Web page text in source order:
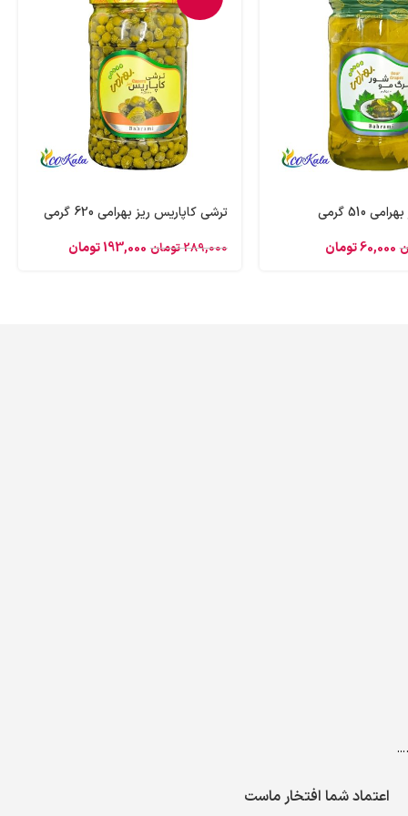
510 گرمی
60,000تومان
ترشی کاپاریس ریز بهرامی 620 گرمی
289,000تومان 193,000تومان
اعتماد شما افتخار ماست